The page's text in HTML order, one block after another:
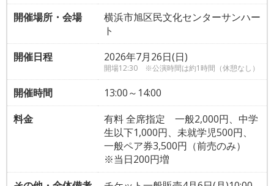
開催場所・会場
横浜市旭区民文化センターサンハー
ト
開催日程
2026年7月26日(日)
開場12:30 ※公演時間は約1時間（休憩なし）
開催時間
13:00～14:00
料金
有料 全席指定 一般2,000円、中学
生以下1,000円、未就学児500円、
一般ペア券3,500円（前売のみ）
※当日200円増